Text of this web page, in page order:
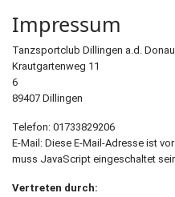
Impressum
Tanzsportclub Dillingen a.d.
Krautgartenweg 11
6
89407 Dillingen
Telefon: 01733829206
E-Mail: Diese E-Mail-Adresse ist
muss JavaScript eingeschaltet
Vertreten durch: